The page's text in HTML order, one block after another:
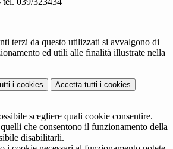
terzi da questo utilizzati si avvalgono di
ed utili alle finalità illustrate nella
i cookies Accetta tutti i cookies
scegliere quali cookie consentire.
che consentono il funzionamento della
disabilitarli.